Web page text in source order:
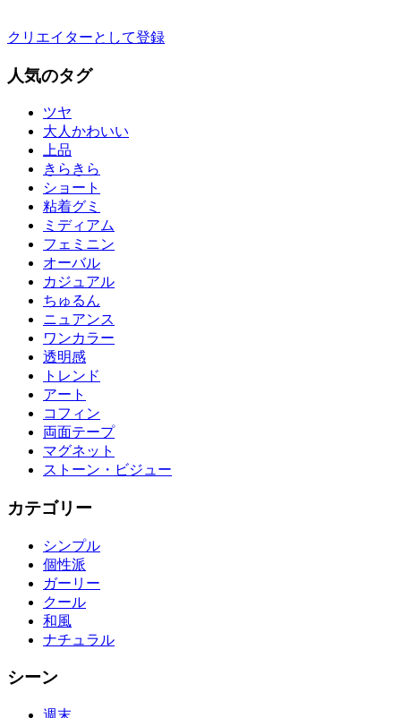
クリエイターとして登録
人気のタグ
ツヤ
大人かわいい
上品
きらきら
ショート
粘着グミ
ミディアム
フェミニン
オーバル
カジュアル
ちゅるん
ニュアンス
ワンカラー
透明感
トレンド
アート
コフィン
両面テープ
マグネット
ストーン・ビジュー
カテゴリー
シンプル
個性派
ガーリー
クール
和風
ナチュラル
シーン